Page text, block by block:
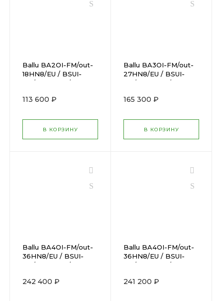
Ballu BA2OI-FM/out-
18HN8/EU / BSUI-
FM/in-09HN8/EU +
113 600 ₽
В КОРЗИНУ
Ballu BA3OI-FM/out-
27HN8/EU / BSUI-
FM/in-07HN8/EU +
09HN8/EU + BSUI-
165 300 ₽
В КОРЗИНУ
Ballu BA4OI-FM/out-
36HN8/EU / BSUI-
FM/in-09HN8/EUx4
242 400 ₽
Ballu BA4OI-FM/out-
36HN8/EU / BSUI-
FM/in-07HN8/EUx4
241 200 ₽